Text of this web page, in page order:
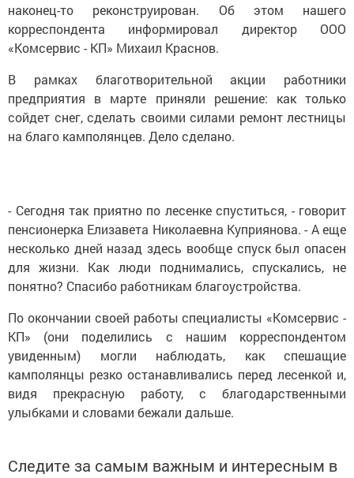
наконец-то реконструирован. Об этом нашего
корреспондента информировал директор ООО
«Комсервис - КП» Михаил Краснов.
В рамках благотворительной акции работники
предприятия в марте приняли решение: как только
сойдет снег, сделать своими силами ремонт лестницы
на благо камполянцев. Дело сделано.
- Сегодня так приятно по лесенке спуститься, - говорит
пенсионерка Елизавета Николаевна Куприянова. - А еще
несколько дней назад здесь вообще спуск был опасен
для жизни. Как люди поднимались, спускались, не
понятно? Спасибо работникам благоустройства.
По окончании своей работы специалисты «Комсервис -
КП» (они поделились с нашим корреспондентом
увиденным) могли наблюдать, как спешащие
камполянцы резко останавливались перед лесенкой и,
видя прекрасную работу, с благодарственными
улыбками и словами бежали дальше.
Следите за самым важным и интересным в